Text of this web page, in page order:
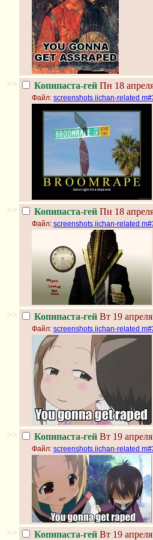
>> Копипаста-гей Пн 18
Файл: screenshots iichan-related
>> Копипаста-гей Пн 18
Файл: screenshots iichan-related
>> Копипаста-гей Вт 19
Файл: screenshots iichan-related
>> Копипаста-гей Вт 19
Файл: screenshots iichan-related
>> Копипаста-гей Вт 19